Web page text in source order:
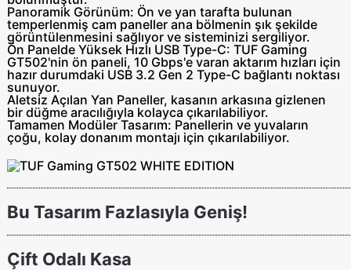
Panoramik Görünüm: Ön ve yan tarafta bulunan
temperlenmiş cam paneller ana bölmenin şık şekilde
görüntülenmesini sağlıyor ve sisteminizi sergiliyor.
Ön Panelde Yüksek Hızlı USB Type-C: TUF Gaming
GT502'nin ön paneli, 10 Gbps'e varan aktarım hızları için
hazır durumdaki USB 3.2 Gen 2 Type-C bağlantı noktası
sunuyor.
Aletsiz Açılan Yan Paneller, kasanın arkasına gizlenen
bir düğme aracılığıyla kolayca çıkarılabiliyor.
Tamamen Modüler Tasarım: Panellerin ve yuvaların
çoğu, kolay donanım montajı için çıkarılabiliyor.
Bu Tasarım Fazlasıyla Geniş!
Çift Odalı Kasa